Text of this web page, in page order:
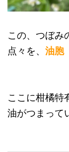
この、つぼみ
点々を、 油胞
ここに柑橘特
油がつまって